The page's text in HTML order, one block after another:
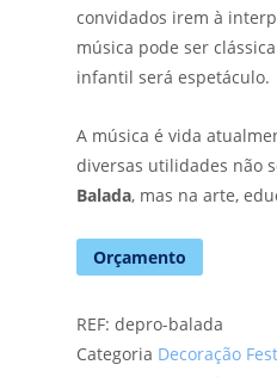
convidados irem à
música pode ser
infantil será espetáculo.
A música é vida
diversas utilidades não
Balada, mas na arte,
Orçamento
REF: depro-balada
Categoria Decoração